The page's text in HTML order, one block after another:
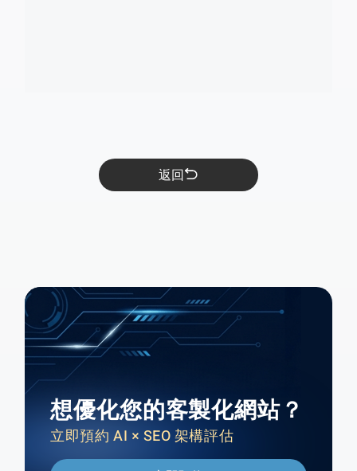
返回
想優化您的客製化網站？
立即預約 AI × SEO 架構評估